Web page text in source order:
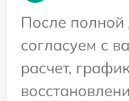
После полной
согласуем с
расчет,